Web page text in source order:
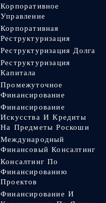
Корпоративное
Управление
Корпоративная
Реструктуризация
Реструктуризация Долга
Реструктуризация
Капитала
Промежуточное
Финансирование
Финансирование
Искусства И Кредиты
На Предметы Роскоши
Международный
Финансовый Консалтинг
Консалтинг По
Финансированию
Проектов
Финансирование И